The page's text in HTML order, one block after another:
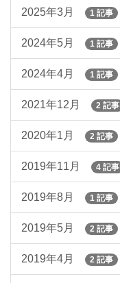
2025年3月 1 記事
2024年5月 1 記事
2024年4月 1 記事
2021年12月 2 記事
2020年1月 2 記事
2019年11月 4 記事
2019年8月 1 記事
2019年5月 2 記事
2019年4月 2 記事